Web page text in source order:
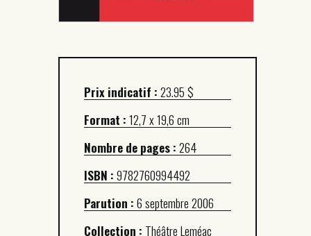
Prix indicatif :23.95 $
Format :12,7 x 19,6 cm
Nombre de pages :264
ISBN :9782760994492
Parution :6 septembre 2006
Collection : Théâtre Leméac